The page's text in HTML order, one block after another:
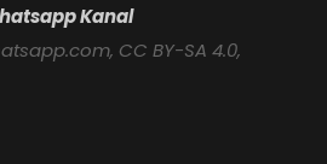
Kanal
, CC BY-SA 4.0,